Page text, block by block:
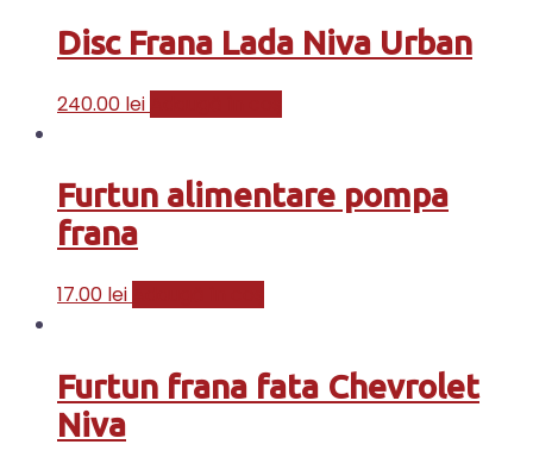
Disc Frana Lada Niva Urban
240.00 lei
Furtun alimentare pompa
frana
17.00 lei
Furtun frana fata Chevrolet
Niva